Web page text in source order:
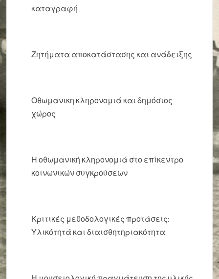
καταγραφή
Ζητήματα αποκατάστασης και ανάδειξης
Οθωμανικη κληρονομιά και δημόσιος
χώρος
Η οθωμανική κληρονομιά στο επίκεντρο
κοινωνικών συγκρούσεων
Κριτικές μεθοδολογικές προτάσεις:
Υλικότητά και διαισθητηριακότητα